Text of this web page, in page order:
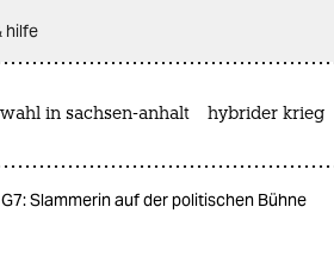
hilfe
in sachsen-anhalt hybrider krieg
Slammerin auf der politischen Bühne